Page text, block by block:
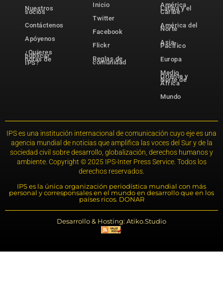
Nuestros
socios
Contáctenos
Apóyenos
¿Quieres
publicar
notas de
IPS?
Inicio
Twitter
Facebook
Flickr
Reglas de
comunidad
América
Latina y el
Caribe
América del
Norte
Asia-
Pacífico
Europa
Medio
Oriente y
Norte de
África
Mundo
IPS es una institución internacional de comunicación cuyo eje es una
agencia mundial de noticias que amplifica las voces del Sur y de la
sociedad civil sobre desarrollo, globalización, derechos humanos y
ambiente. Copyright © 2025 IPS-Inter Press Service. Todos los
derechos reservados.
IPS es la única organización periodística mundial con más
personal y corresponsales en el mundo en desarrollo que en los
países ricos. DONAR
Desarrollo & Hosting: Atiko.Studio